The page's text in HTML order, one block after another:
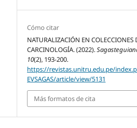
Cómo citar
NATURALIZACIÓN EN COLECCIONES
CARCINOLOGÍA. (2022).
10(2), 193-200.
https://revistas.unitru.edu.pe/
EVSAGAS/article/view/5131
Más formatos de cita